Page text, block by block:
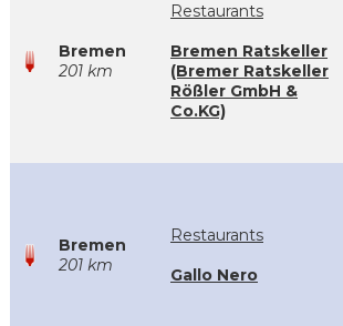
Bremen
201 km
Restaurants
Bremen Ratskeller
(Bremer Ratskeller
Rößler GmbH &
Co.KG)
Bremen
201 km
Restaurants
Gallo Nero